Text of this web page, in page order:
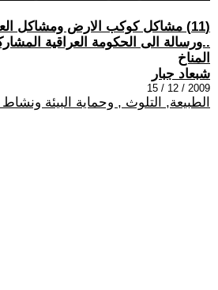
(11) مشاكل كوكب الارض ومشاكل
..ورسالة الى الحكومة العراقية
المناخ
شبعاد جبار
2009 / 12 / 15
الطبيعة, التلوث , وحماية البيئة